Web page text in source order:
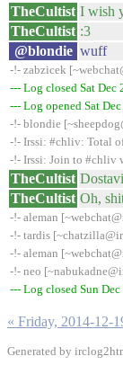
TheCultist I wish
TheCultist :3
@blondie wuff
-!- zabzicek
--- Log closed Sat Dec
--- Log opened Sat
-!- blondie
-!- Irssi: #chliv: Total
-!- Irssi: Join to #chliv
TheCultist
TheCultist Oh,
-!- aleman
-!- tardis
-!- aleman
-!- neo
--- Log closed Sun
« Friday, 2014-12-
Generated by